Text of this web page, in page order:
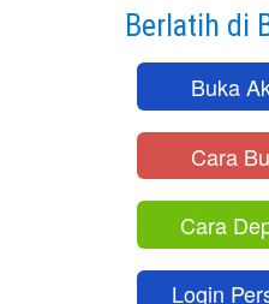
Berlatih di
Buka
Cara
Cara
Login